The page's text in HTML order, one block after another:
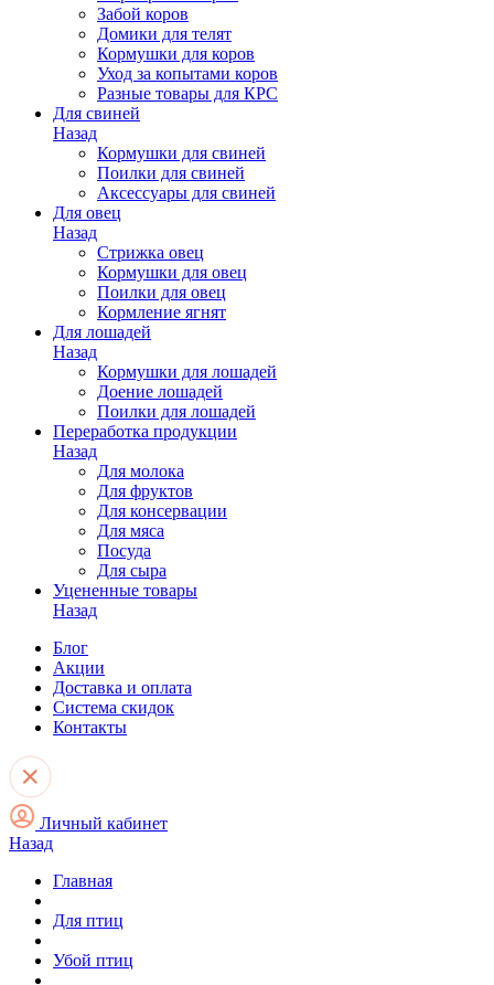
Забой коров
Домики для телят
Кормушки для коров
Уход за копытами коров
Разные товары для КРС
Для свиней
Назад
Кормушки для свиней
Поилки для свиней
Аксессуары для свиней
Для овец
Назад
Стрижка овец
Кормушки для овец
Поилки для овец
Кормление ягнят
Для лошадей
Назад
Кормушки для лошадей
Доение лошадей
Поилки для лошадей
Переработка продукции
Назад
Для молока
Для фруктов
Для консервации
Для мяса
Посуда
Для сыра
Уцененные товары
Назад
Блог
Акции
Доставка и оплата
Система скидок
Контакты
Личный кабинет
Назад
Главная
Для птиц
Убой птиц